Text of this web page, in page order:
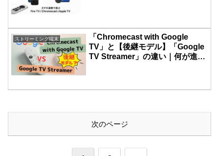
ストリーミング端末
「Chromecast with Google
TV」と【後継モデル】「Google
TV Streamer」の違い｜何が進化
次のページ